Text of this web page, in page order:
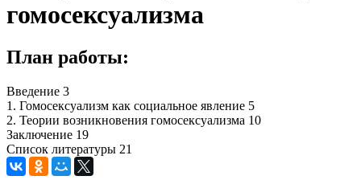
гомосексуализма
План работы:
Введение 3
1. Гомосексуализм как социальное явление 5
2. Теории возникновения гомосексуализма 10
Заключение 19
Список литературы 21